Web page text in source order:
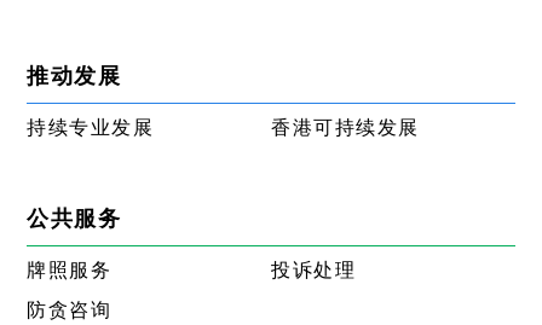
推动发展
持续专业发展 香港可持续发展
公共服务
牌照服务
投诉处理
防贪咨询